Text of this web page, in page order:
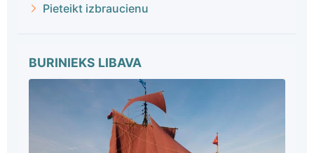
Pieteikt izbraucienu
BURINIEKS LIBAVA